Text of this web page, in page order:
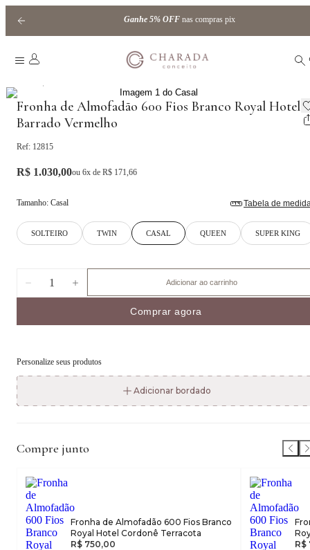
Ganhe 5% OFFnas compras pix
Fronha de Almofadão 600 Fios Branco Royal Hotel
Barrado Vermelho
Ref: 12815
R$ 1.030,00ou 6x de R$ 171,66
Tamanho: Casal Tabela de
SOLTEIRO TWIN CASAL QUEEN SUPER KING
1 Adicionar ao carrinho
Comprar agora
Personalize seus produtos
Adicionar bordado
Compre junto
Fronha de Almofadão 600 Fios Branco
Royal Hotel Cordonê Terracota
R$ 750,00
R$